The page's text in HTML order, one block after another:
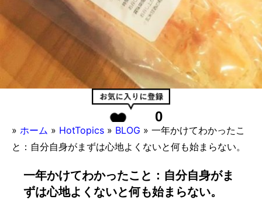
0
» ホーム » HotTopics » BLOG » 一年かけてわかったこ
と：自分自身がまずは心地よくないと何も始まらない。
一年かけてわかったこと：自分自身がま
ずは心地よくないと何も始まらない。